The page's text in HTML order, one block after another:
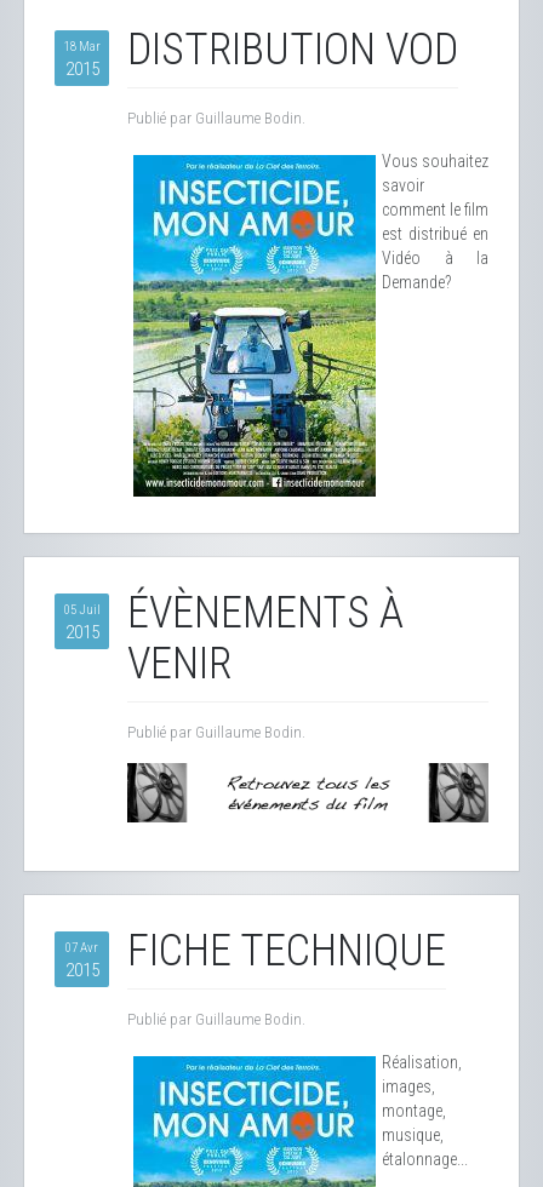
18 Mar
2015 DISTRIBUTION VOD
Publié par Guillaume Bodin.
Vous souhaitez
savoir
comment le film
est distribué en
Vidéo à la
Demande?
05 Juil
2015
ÉVÈNEMENTS À
VENIR
Publié par Guillaume Bodin.
07 Avr
2015 FICHE TECHNIQUE
Publié par Guillaume Bodin.
Réalisation,
images,
montage,
musique,
étalonnage...